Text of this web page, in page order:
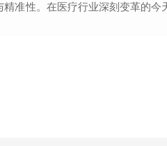
准性。在医疗行业深刻变革的今